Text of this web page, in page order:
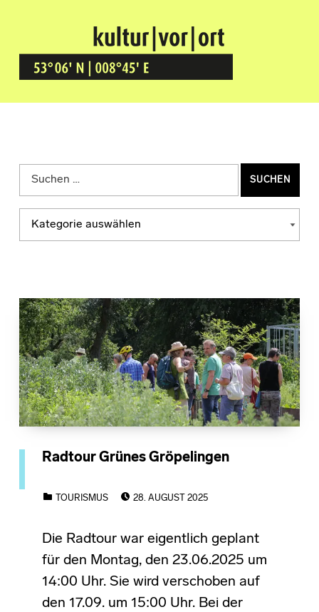
Kultur Vor Ort
BREMEN GRÖPELINGEN
Suchen nach:
KATEGORIEN
Kategorien
Radtour Grünes Gröpelingen
TOURISMUS
28. AUGUST 2025
Die Radtour war eigentlich geplant
für den Montag, den 23.06.2025 um
14:00 Uhr. Sie wird verschoben auf
den 17.09. um 15:00 Uhr. Bei der